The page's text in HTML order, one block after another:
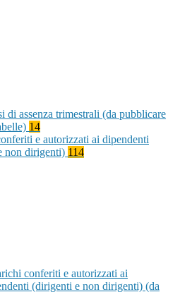
di assenza trimestrali (da pubblicare
14
e autorizzati ai dipendenti
non dirigenti) 114
conferiti e autorizzati ai
(dirigenti e non dirigenti) (da